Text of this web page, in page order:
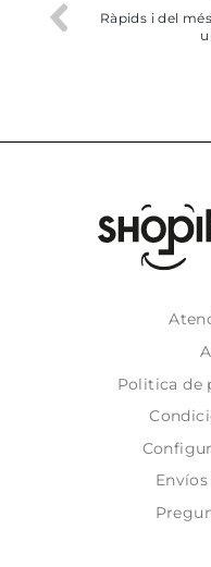
Ràpids i del
Politica de